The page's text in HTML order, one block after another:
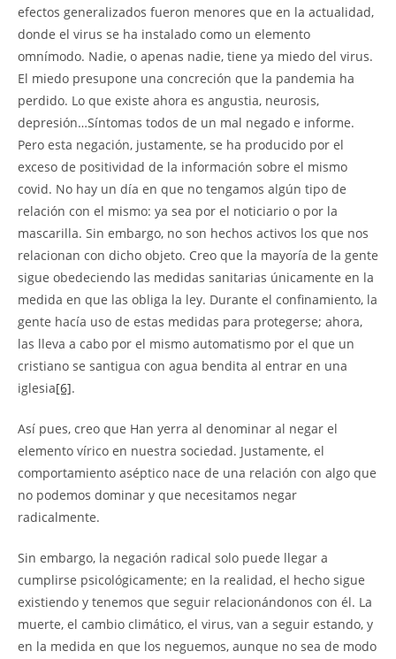
efectos generalizados fueron menores que en la actualidad,
donde el virus se ha instalado como un elemento
omnímodo. Nadie, o apenas nadie, tiene ya miedo del virus.
El miedo presupone una concreción que la pandemia ha
perdido. Lo que existe ahora es angustia, neurosis,
depresión…Síntomas todos de un mal negado e informe.
Pero esta negación, justamente, se ha producido por el
exceso de positividad de la información sobre el mismo
covid. No hay un día en que no tengamos algún tipo de
relación con el mismo: ya sea por el noticiario o por la
mascarilla. Sin embargo, no son hechos activos los que nos
relacionan con dicho objeto. Creo que la mayoría de la gente
sigue obedeciendo las medidas sanitarias únicamente en la
medida en que las obliga la ley. Durante el confinamiento, la
gente hacía uso de estas medidas para protegerse; ahora,
las lleva a cabo por el mismo automatismo por el que un
cristiano se santigua con agua bendita al entrar en una
iglesia[6].
Así pues, creo que Han yerra al denominar al negar el
elemento vírico en nuestra sociedad. Justamente, el
comportamiento aséptico nace de una relación con algo que
no podemos dominar y que necesitamos negar
radicalmente.
Sin embargo, la negación radical solo puede llegar a
cumplirse psicológicamente; en la realidad, el hecho sigue
existiendo y tenemos que seguir relacionándonos con él. La
muerte, el cambio climático, el virus, van a seguir estando, y
en la medida en que los neguemos, aunque no sea de modo